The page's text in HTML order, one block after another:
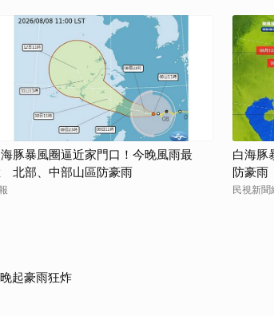
豚暴風圈逼近家門口！今晚風雨最
北部、中部山區防豪雨
白海豚
防豪雨
民視新聞
起豪雨狂炸